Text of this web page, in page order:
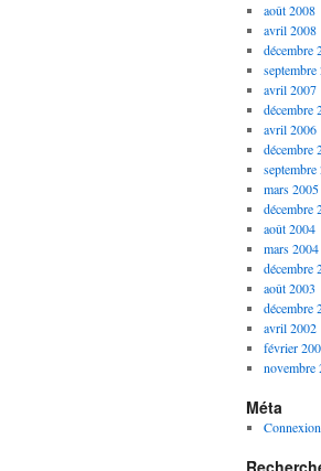
août 2008
avril 2008
décembre
septembre
avril 2007
décembre
avril 2006
décembre
septembre
mars 2005
décembre
août 2004
mars 2004
décembre
août 2003
décembre
avril 2002
février
novembre
Méta
Connexion